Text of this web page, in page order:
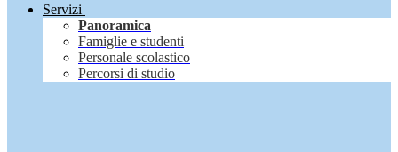
Servizi
Panoramica
Famiglie e studenti
Personale scolastico
Percorsi di studio